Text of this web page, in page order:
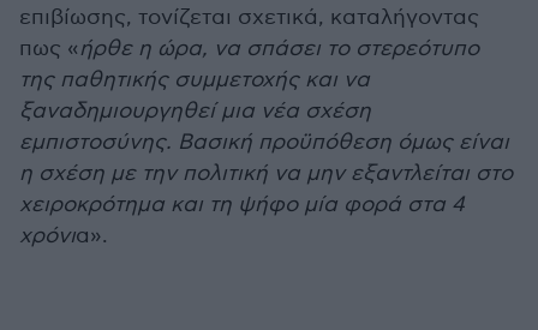
επιβίωσης, τονίζεται σχετικά, καταλήγοντας
πως «ήρθε η ώρα, να σπάσει το στερεότυπο
της παθητικής συμμετοχής και να
ξαναδημιουργηθεί μια νέα σχέση
εμπιστοσύνης. Βασική προϋπόθεση όμως είναι
η σχέση με την πολιτική να μην εξαντλείται στο
χειροκρότημα και τη ψήφο μία φορά στα 4
χρόνια».